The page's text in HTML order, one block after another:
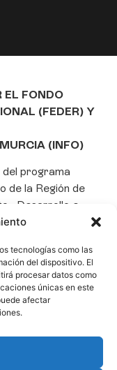
tecnologías como las
del dispositivo. El
procesar datos como
únicas en este
afectar
EL FONDO
(FEDER) Y
(INFO)
del programa
de la Región de
«Desarrollo e
Artificial
automatización
de clientes